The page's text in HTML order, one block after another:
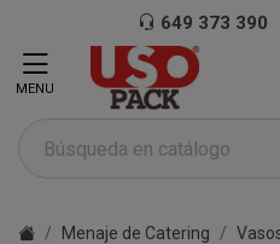
649 373 390
MENU
Menaje de Catering